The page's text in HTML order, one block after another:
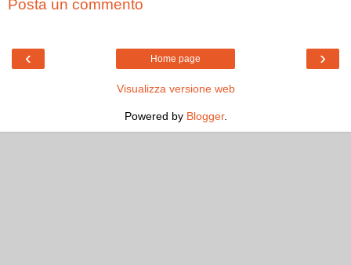
Posta un commento
‹ ›
Home page
Visualizza versione web
Powered by Blogger.